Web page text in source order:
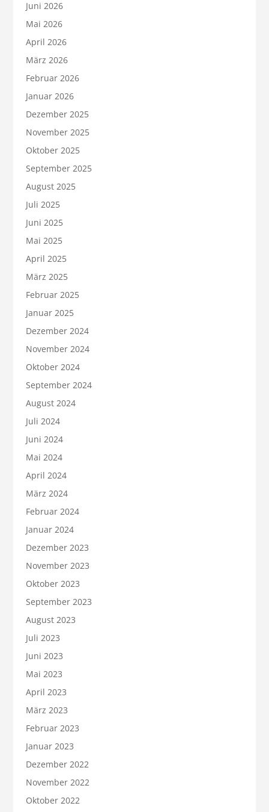
Juni 2026
Mai 2026
April 2026
März 2026
Februar 2026
Januar 2026
Dezember 2025
November 2025
Oktober 2025
September 2025
August 2025
Juli 2025
Juni 2025
Mai 2025
April 2025
März 2025
Februar 2025
Januar 2025
Dezember 2024
November 2024
Oktober 2024
September 2024
August 2024
Juli 2024
Juni 2024
Mai 2024
April 2024
März 2024
Februar 2024
Januar 2024
Dezember 2023
November 2023
Oktober 2023
September 2023
August 2023
Juli 2023
Juni 2023
Mai 2023
April 2023
März 2023
Februar 2023
Januar 2023
Dezember 2022
November 2022
Oktober 2022